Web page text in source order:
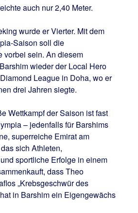
auch nur 2,40 Meter.
wurde er Vierter. Mit dem
Saison soll die
vorbei sein. An diesem
wieder der Local Hero
League in Doha, wo er
drei Jahren siegte.
Wettkampf der Saison ist fast
– jedenfalls für Barshims
superreiche Emirat am
sich Athleten,
sportliche Erfolge in einem
dass Theo
„Krebsgeschwür des
in Barshim ein Eigengewächs